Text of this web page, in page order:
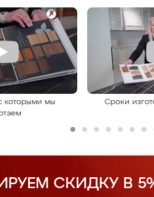
которыми мы
Сроки
СКИДКУ В